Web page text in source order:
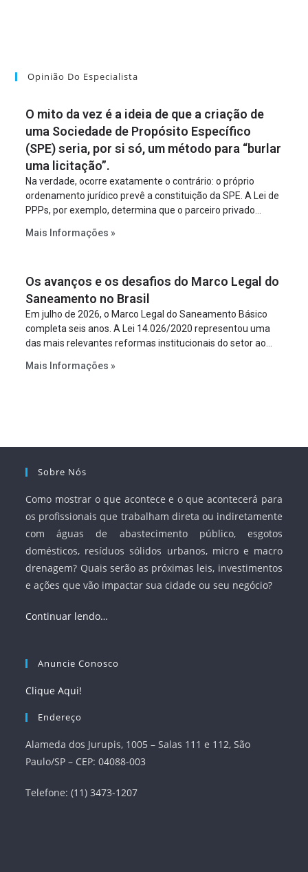
Opinião Do Especialista
O mito da vez é a ideia de que a criação de
uma Sociedade de Propósito Específico
(SPE) seria, por si só, um método para “burlar
uma licitação”.
Na verdade, ocorre exatamente o contrário: o próprio
ordenamento jurídico prevê a constituição da SPE. A Lei de
PPPs, por exemplo, determina que o parceiro privado
empreendimento. Ou seja, a suposta “fraude à licitação” é
projeto a projeto.
Mais Informações »
Os avanços e os desafios do Marco Legal do
Saneamento no Brasil
Em julho de 2026, o Marco Legal do Saneamento Básico
completa seis anos. A Lei 14.026/2020 representou uma
das mais relevantes reformas institucionais do setor ao
serviços, ampliar a participação da iniciativa privada,
Mais Informações »
Sobre Nós
Como mostrar o que acontece e o que acontecerá para
os profissionais que trabalham direta ou indiretamente
com águas de abastecimento público, esgotos
domésticos, resíduos sólidos urbanos, micro e macro
drenagem? Quais serão as próximas leis, investimentos
e ações que vão impactar sua cidade ou seu negócio?
Continuar lendo…
Anuncie Conosco
Clique Aqui!
Endereço
Alameda dos Jurupis, 1005 – Salas 111 e 112, São
Paulo/SP – CEP: 04088-003
Telefone: (11) 3473-1207